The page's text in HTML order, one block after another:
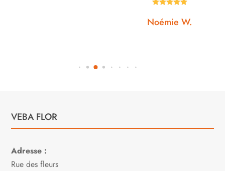
VEBA FLOR
Adresse :
Rue des fleurs